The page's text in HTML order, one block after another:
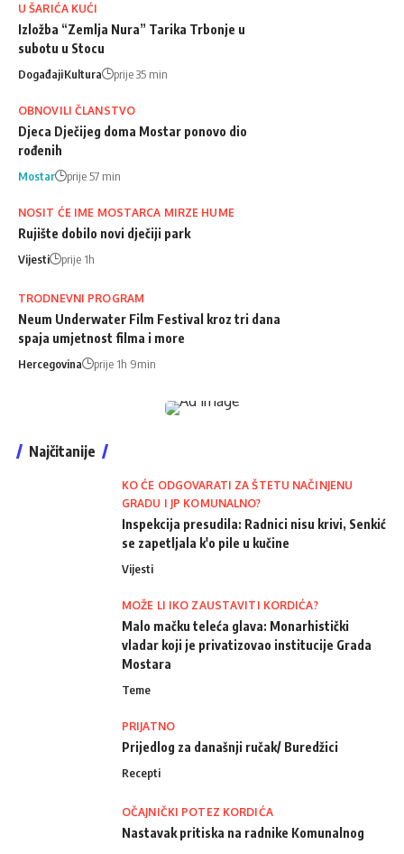
U ŠARIĆA KUĆI
Izložba “Zemlja Nura” Tarika Trbonje u
subotu u Stocu
DogađajiKultura prije 35 min
OBNOVILI ČLANSTVO
Djeca Dječijeg doma Mostar ponovo dio
rođenih
Mostar prije 57 min
NOSIT ĆE IME MOSTARCA MIRZE HUME
Rujište dobilo novi dječiji park
Vijesti prije 1h
TRODNEVNI PROGRAM
Neum Underwater Film Festival kroz tri dana
spaja umjetnost filma i more
Hercegovina prije 1h 9min
Najčitanije
KO ĆE ODGOVARATI ZA ŠTETU NAČINJENU
GRADU I JP KOMUNALNO?
Inspekcija presudila: Radnici nisu krivi, Senkić
se zapetljala k'o pile u kučine
Vijesti
MOŽE LI IKO ZAUSTAVITI KORDIĆA?
Malo mačku teleća glava: Monarhistički
vladar koji je privatizovao institucije Grada
Mostara
Teme
PRIJATNO
Prijedlog za današnji ručak/ Buredžici
Recepti
OČAJNIČKI POTEZ KORDIĆA
Nastavak pritiska na radnike Komunalnog